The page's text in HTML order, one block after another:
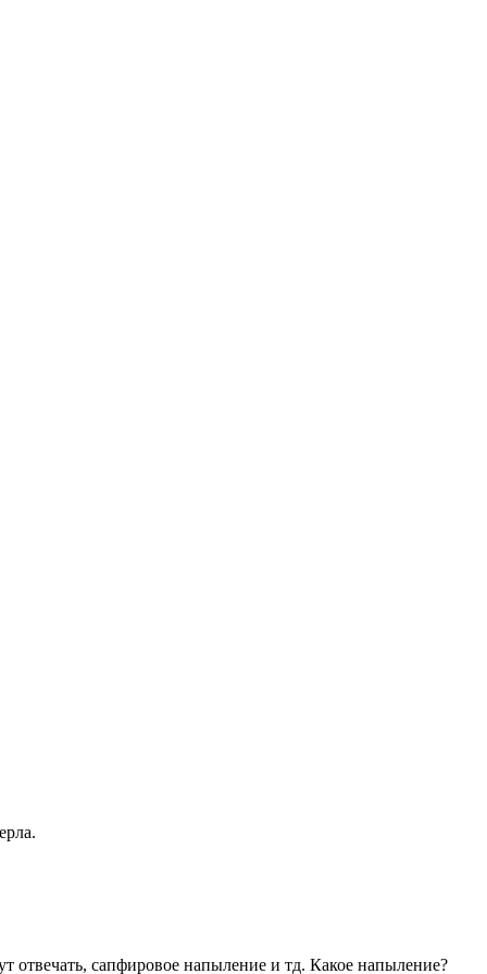
отвечать, сапфировое напыление и тд. Какое напыление?